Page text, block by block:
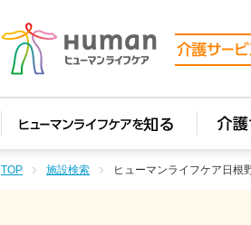
TOP 施設検索 ヒューマンライフケア日根